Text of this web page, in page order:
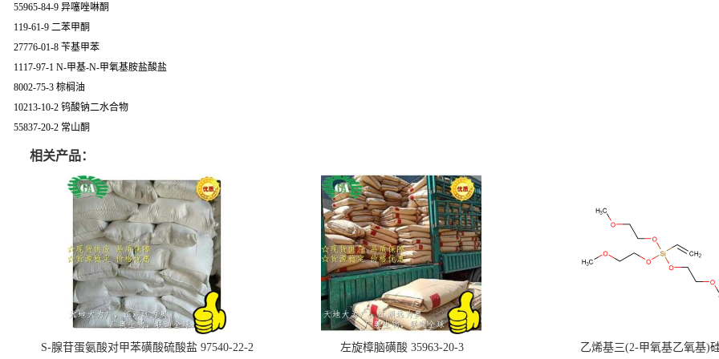
55965-84-9 异噻唑啉酮
119-61-9 二苯甲酮
27776-01-8 苄基甲苯
1117-97-1 N-甲基-N-甲氧基胺盐酸盐
8002-75-3 棕榈油
10213-10-2 钨酸钠二水合物
55837-20-2 常山酮
相关产品：
S-腺苷蛋氨酸对甲苯磺酸硫酸盐 97540-22-2 左旋樟脑磺酸 35963-20-3 乙烯基三(2-甲氧基乙氧基)